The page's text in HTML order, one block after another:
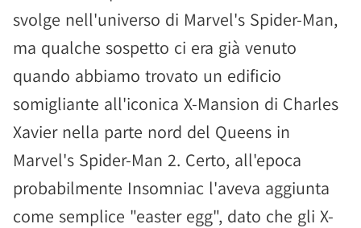
svolge nell'universo di Marvel's Spider-Man,
ma qualche sospetto ci era già venuto
quando abbiamo trovato un edificio
somigliante all'iconica X-Mansion di Charles
Xavier nella parte nord del Queens in
Marvel's Spider-Man 2. Certo, all'epoca
probabilmente Insomniac l'aveva aggiunta
come semplice "easter egg", dato che gli X-